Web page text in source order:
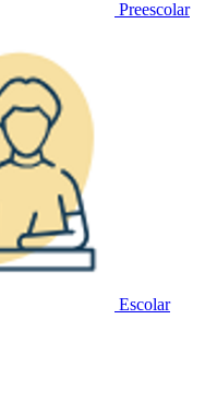
Preescolar
Escolar